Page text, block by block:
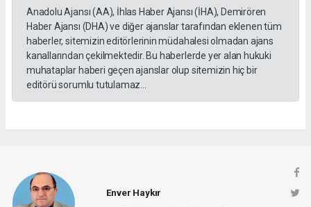
Anadolu Ajansı (AA), İhlas Haber Ajansı (İHA), Demirören
Haber Ajansı (DHA) ve diğer ajanslar tarafından eklenen tüm
haberler, sitemizin editörlerinin müdahalesi olmadan ajans
kanallarından çekilmektedir. Bu haberlerde yer alan hukuki
muhataplar haberi geçen ajanslar olup sitemizin hiç bir
editörü sorumlu tutulamaz...
Enver Haykır